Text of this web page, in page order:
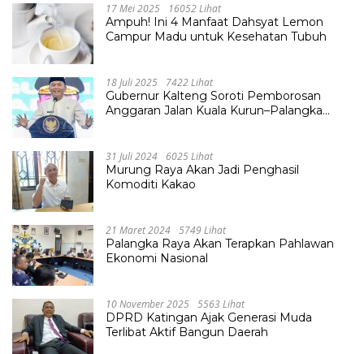
17 Mei 2025 16052 Lihat
Ampuh! Ini 4 Manfaat Dahsyat Lemon
Campur Madu untuk Kesehatan Tubuh
18 Juli 2025 7422 Lihat
Gubernur Kalteng Soroti Pemborosan
Anggaran Jalan Kuala Kurun–Palangka
31 Juli 2024 6025 Lihat
Murung Raya Akan Jadi Penghasil
Komoditi Kakao
21 Maret 2024 5749 Lihat
Palangka Raya Akan Terapkan Pahlawan
Ekonomi Nasional
10 November 2025 5563 Lihat
DPRD Katingan Ajak Generasi Muda
Terlibat Aktif Bangun Daerah